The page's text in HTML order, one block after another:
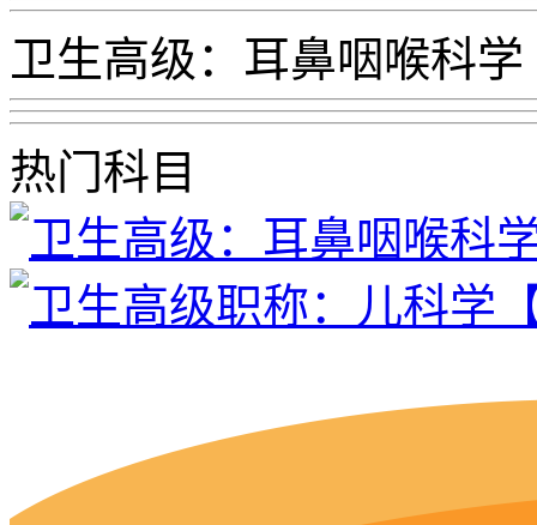
卫生高级：耳鼻咽喉科
热门科目